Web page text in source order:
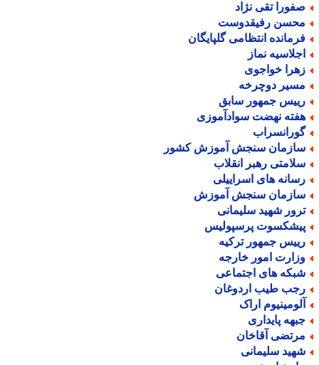
تقی نژاد
رفیقدوست
انتظامی گلپایگان
نماز
خواجوی
دوچرخه
جمهور سابق
نهضت سوادآموزی
سنجش آموزش کشور
رهبر انقلاب
های اسراییلی
سنجش آموزش
شهید سلیمانی
پرسپولیس
جمهور ترکیه
امور خارجه
های اجتماعی
طیب اردوغان
اراک
پایداری
آقاخان
سلیمانی